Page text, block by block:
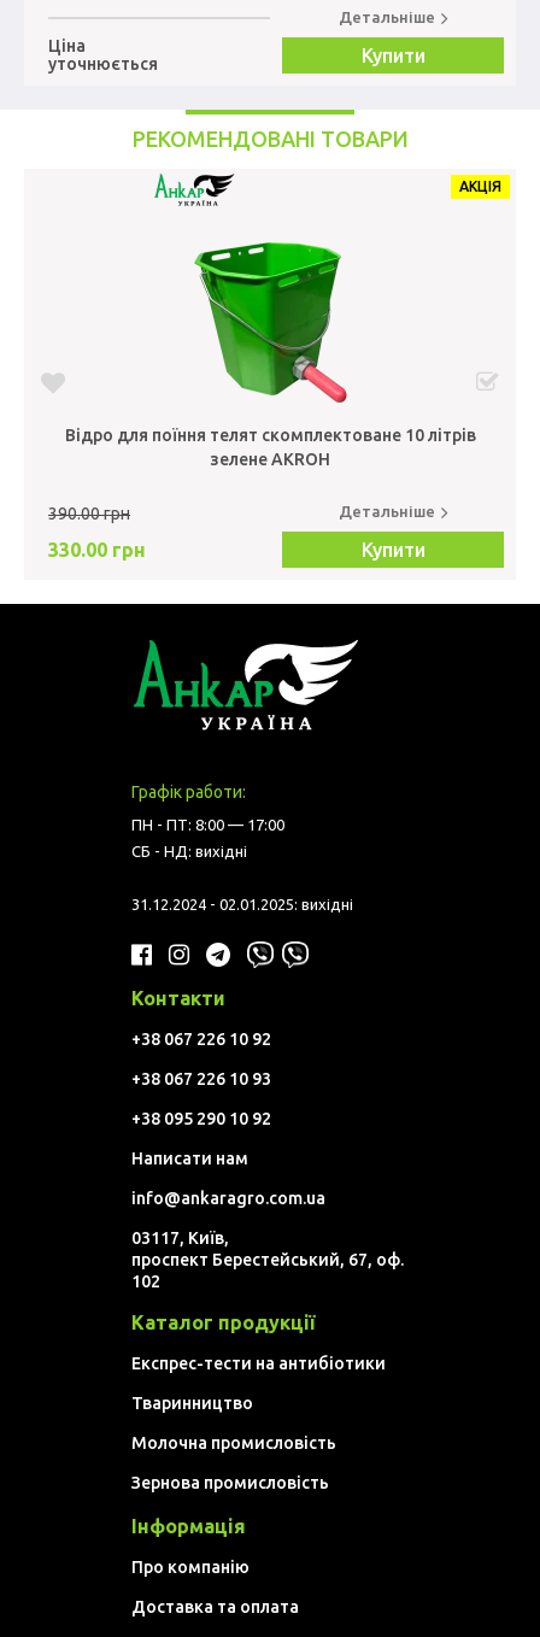
Ціна
уточнюється
Детальніше
Купити
РЕКОМЕНДОВАНІ ТОВАРИ
АКЦІЯ
Відро для поїння телят скомплектоване 10 літрів
зелене AKROH
390.00 грн
330.00 грн
Детальніше
Купити
Графік работи:
ПН - ПТ: 8:00 — 17:00
СБ - НД: вихідні
31.12.2024 - 02.01.2025: вихідні
Контакти
+38 067 226 10 92
+38 067 226 10 93
+38 095 290 10 92
Написати нам
info@ankaragro.com.ua
03117, Київ,
проспект Берестейський, 67, оф.
102
Каталог продукції
Експрес-тести на антибіотики
Тваринництво
Молочна промисловість
Зернова промисловість
Інформація
Про компанію
Доставка та оплата